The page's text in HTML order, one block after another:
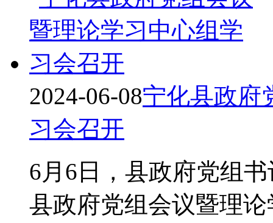
2024-06-08宁化县政府
习会召开
6月6日，县政府党组
县政府党组会议暨理